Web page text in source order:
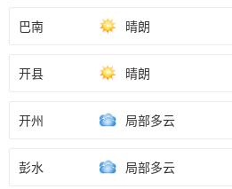
巴南 晴朗
开县 晴朗
开州 局部多云
彭水 局部多云